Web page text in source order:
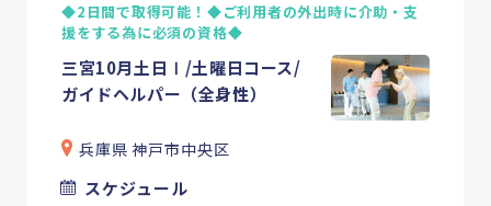
◆2日間で取得可能！◆ご利用者の外出時に介助・支
援をする為に必須の資格◆
三宮10月土日Ⅰ/土曜日コース/
ガイドヘルパー（全身性）
兵庫県 神戸市中央区
スケジュール